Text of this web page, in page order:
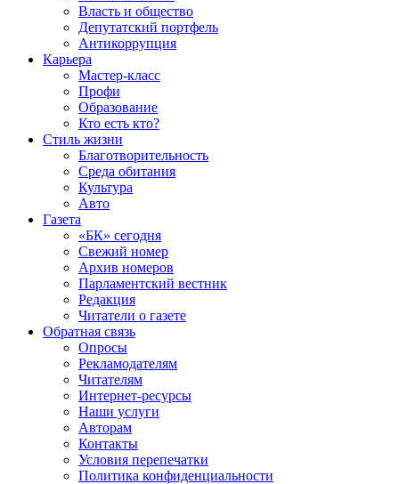
Власть и общество
Депутатский портфель
Антикоррупция
Карьера
Мастер-класс
Профи
Образование
Кто есть кто?
Стиль жизни
Благотворительность
Среда обитания
Культура
Авто
Газета
«БК» сегодня
Свежий номер
Архив номеров
Парламентский вестник
Редакция
Читатели о газете
Обратная связь
Опросы
Рекламодателям
Читателям
Интернет-ресурсы
Наши услуги
Авторам
Контакты
Условия перепечатки
Политика конфиденциальности